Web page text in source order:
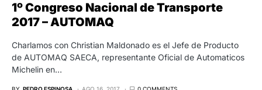
1º Congreso Nacional de Transporte
2017 – AUTOMAQ
Charlamos con Christian Maldonado es el Jefe de Producto
de AUTOMAQ SAECA, representante Oficial de Automaticos
Michelin en…